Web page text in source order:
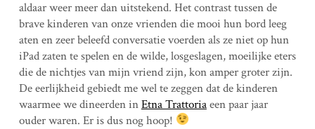
aldaar weer meer dan uitstekend. Het contrast tussen de
brave kinderen van onze vrienden die mooi hun bord leeg
aten en zeer beleefd conversatie voerden als ze niet op hun
iPad zaten te spelen en de wilde, losgeslagen, moeilijke eters
die de nichtjes van mijn vriend zijn, kon amper groter zijn.
De eerlijkheid gebiedt me wel te zeggen dat de kinderen
waarmee we dineerden inEtna Trattoriaeen paar jaar
ouder waren. Er is dus nog hoop!